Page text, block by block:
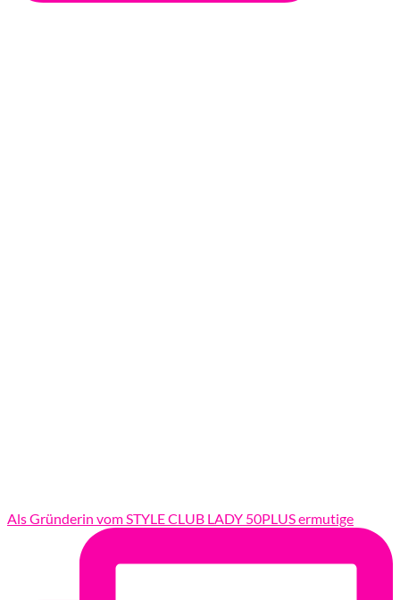
Als Gründerin vom STYLE CLUB LADY 50PLUS ermutige